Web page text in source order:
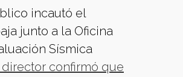
incautó el
junto a la Oficina
Sísmica
confirmó que